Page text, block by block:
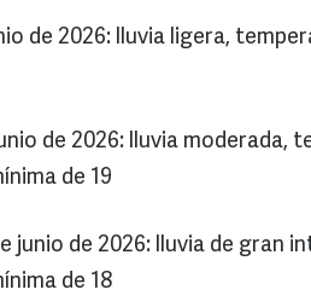
de 2026: lluvia ligera,
de 2026: lluvia moderada,
de 19
junio de 2026: lluvia de gran
de 18